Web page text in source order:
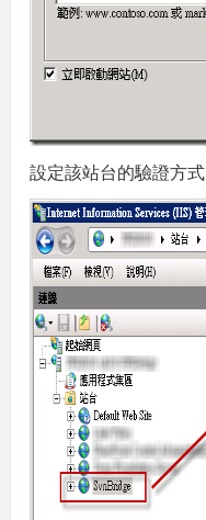
設定該站台的驗證方式